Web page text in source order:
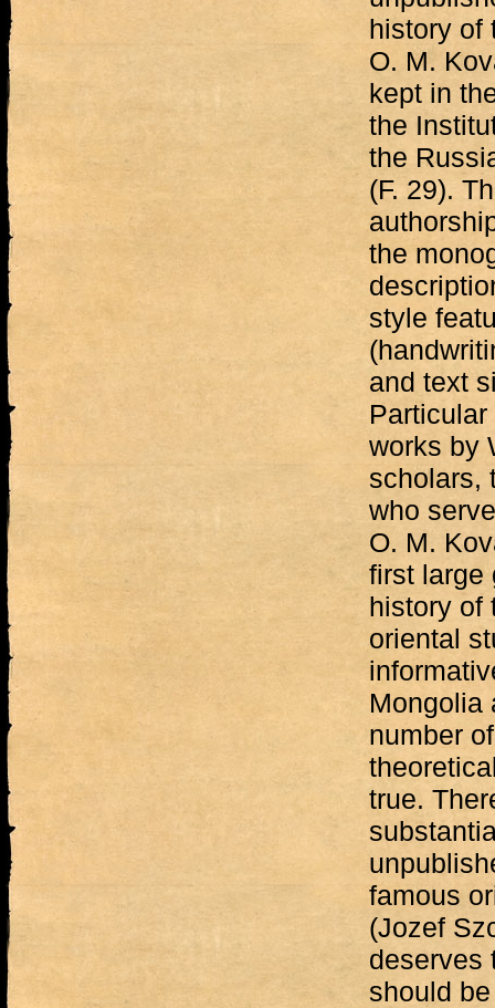
history of
O. M.
kept in
the
the
(F. 29).
the
style
and text
works by
scholars,
who
O. M.
first large
history of
oriental
Mongolia
number
true.
famous
(Jozef
deserves
should